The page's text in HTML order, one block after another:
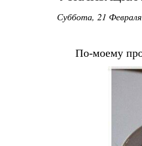
Суббота, 21
По-моему